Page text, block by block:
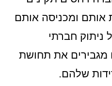
ומכניסה אותם
ניתוק חברתי
מגבירים את תחושת
שלהם.